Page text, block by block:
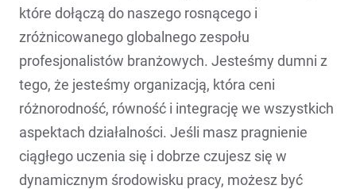
które dołączą do naszego rosnącego i
zróżnicowanego globalnego zespołu
profesjonalistów branżowych. Jesteśmy dumni z
tego, że jesteśmy organizacją, która ceni
różnorodność, równość i integrację we wszystkich
aspektach działalności. Jeśli masz pragnienie
ciągłego uczenia się i dobrze czujesz się w
dynamicznym środowisku pracy, możesz być